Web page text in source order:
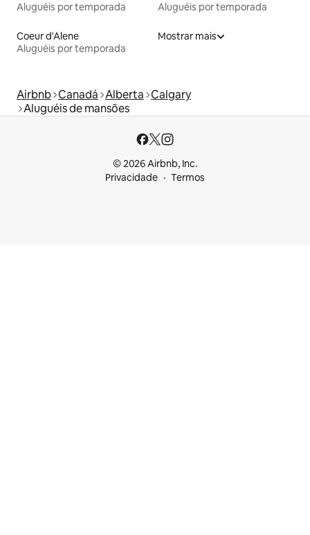
Aluguéis por temporada
Aluguéis por temporada
Coeur d'Alene
Aluguéis por temporada
Mostrar mais
Airbnb Canadá Alberta Calgary
Aluguéis de mansões
© 2026 Airbnb, Inc.
Privacidade
Termos